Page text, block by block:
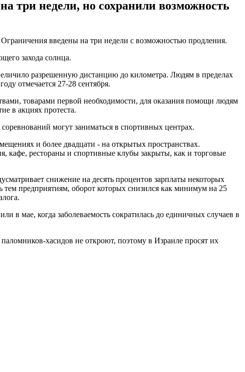
три недели, но сохранили возможность
введены на три недели с возможностью продления.
захода солнца.
разрешенную дистанцию до километра. Людям в пределах
отмечается 27-28 сентября.
товарами первой необходимости, для оказания помощи людям
в акциях протеста.
могут заниматься в спортивных центрах.
и более двадцати - на открытых пространствах.
кафе, рестораны и спортивные клубы закрыты, как и торговые
снижение на десять процентов зарплаты некоторых
предприятиям, оборот которых снизился как минимум на 25
в мае, когда заболеваемость сократилась до единичных случаев в
хасидов не откроют, поэтому в Израиле просят их